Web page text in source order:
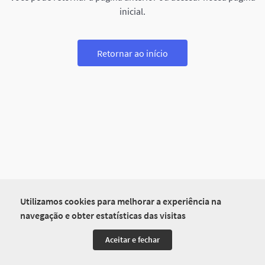
Utilizamos cookies para melhorar a experiência na
navegação e obter estatísticas das visitas
Aceitar e fechar
inicial.
Retornar ao início